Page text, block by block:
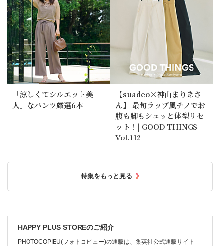
「涼しくてシルエット美
人」なパンツ厳選6本
【suadeo×神山まりあさ
ん】 最旬ラップ風チノでお
腹も脚もシュッと体型リセ
ット！| GOOD THINGS
Vol.112
特集をもっと見る
HAPPY PLUS STOREのご紹介
PHOTOCOPIEU(フォトコピュー)の通販は、集英社公式通販サイト